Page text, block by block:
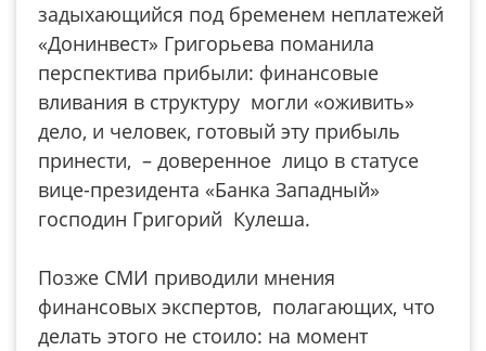
задыхающийся под бременем неплатежей
«Донинвест» Григорьева поманила
перспектива прибыли: финансовые
вливания в структуру могли «оживить»
дело, и человек, готовый эту прибыль
принести, – доверенное лицо в статусе
вице-президента «Банка Западный»
господин Григорий Кулеша.
Позже СМИ приводили мнения
финансовых экспертов, полагающих, что
делать этого не стоило: на момент